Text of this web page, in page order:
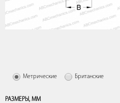
Метрические Британские
РАЗМЕРЫ, ММ